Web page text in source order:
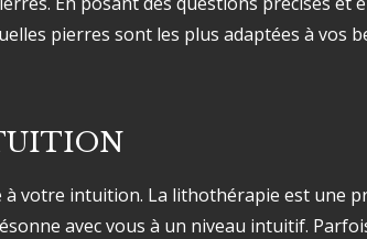
pierres sont les plus adaptées à vos
à votre intuition. La lithothérapie est une
avec vous à un niveau intuitif.